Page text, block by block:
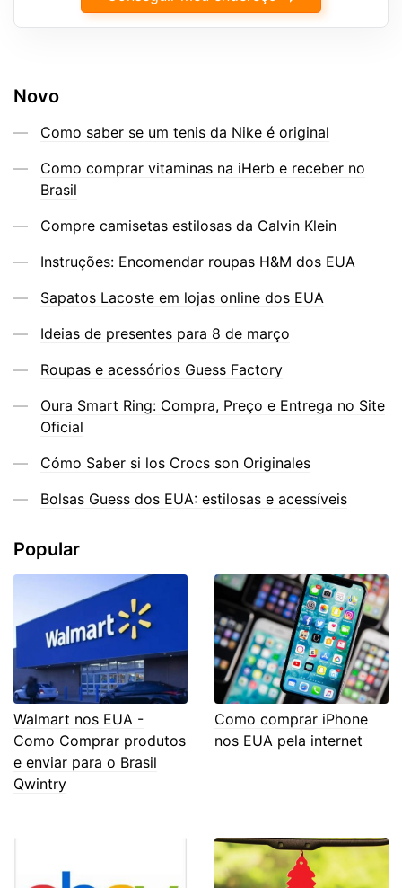
Novo
Como saber se um tenis da Nike é original
Como comprar vitaminas na iHerb e receber no
Brasil
Compre camisetas estilosas da Calvin Klein
Instruções: Encomendar roupas H&M dos EUA
Sapatos Lacoste em lojas online dos EUA
Ideias de presentes para 8 de março
Roupas e acessórios Guess Factory
Oura Smart Ring: Compra, Preço e Entrega no Site
Oficial
Cómo Saber si los Crocs son Originales
Bolsas Guess dos EUA: estilosas e acessíveis
Popular
Walmart nos EUA -
Como Comprar produtos
e enviar para o Brasil
Qwintry
Como comprar iPhone
nos EUA pela internet